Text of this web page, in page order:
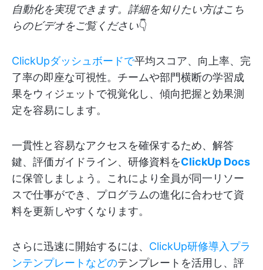
自動化を実現できます。詳細を知りたい方はこち
らのビデオをご覧ください👇
ClickUpダッシュボードで平均スコア、向上率、完
了率の即座な可視性。チームや部門横断の学習成
果をウィジェットで視覚化し、傾向把握と効果測
定を容易にします。
一貫性と容易なアクセスを確保するため、解答
鍵、評価ガイドライン、研修資料をClickUp Docs
に保管しましょう。これにより全員が同一リソー
スで仕事ができ、プログラムの進化に合わせて資
料を更新しやすくなります。
さらに迅速に開始するには、 ClickUp研修導入プラ
ンテンプレートなどのテンプレートを活用し、評